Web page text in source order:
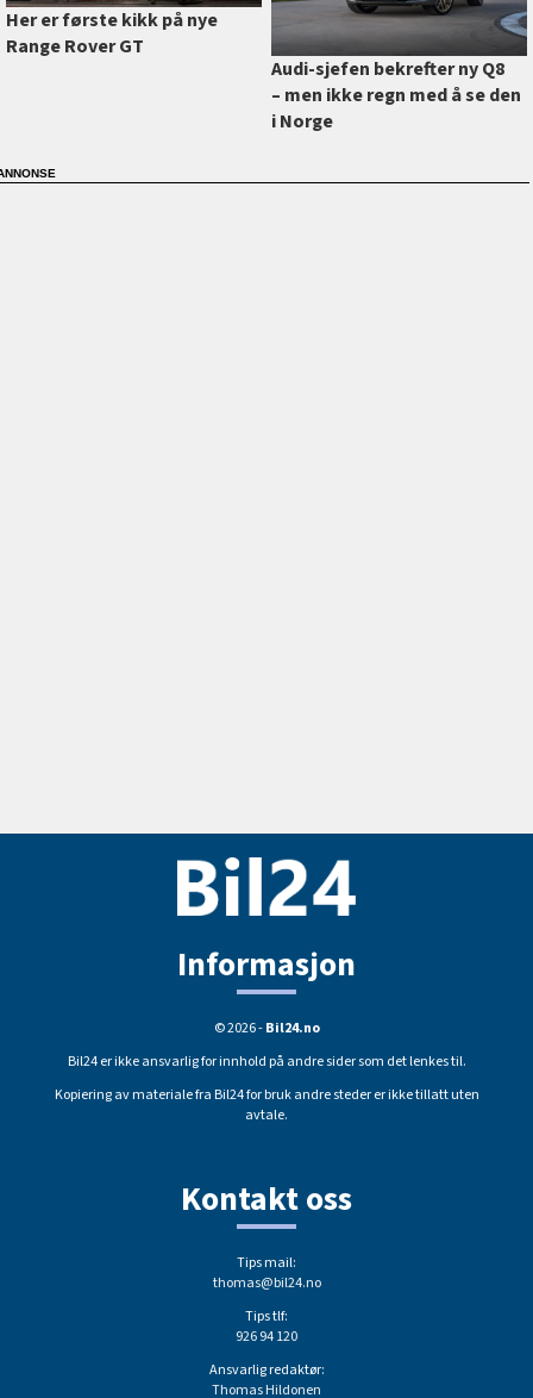
Her er første kikk på nye
Range Rover GT
Audi-sjefen bekrefter ny Q8
–⁠ men ikke regn med å se den
i Norge
Informasjon
© 2026 -Bil24.no
Bil24 er ikke ansvarlig for innhold på andre sider som det lenkes til.
Kopiering av materiale fra Bil24 for bruk andre steder er ikke tillatt uten
avtale.
Kontakt oss
Tips mail:
thomas@bil24.no
Tips tlf:
926 94 120
Ansvarlig redaktør:
Thomas Hildonen